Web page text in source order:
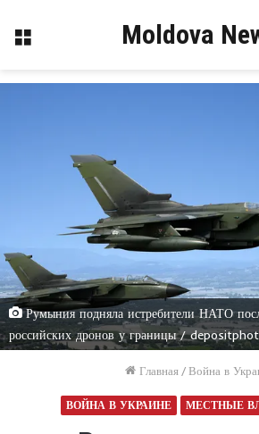
Меню Moldova
Румыния подняла истребители НАТО
российских дронов у границы /
Главная /Война в
ВОЙНА В УКРАИНЕ МЕСТНЫЕ